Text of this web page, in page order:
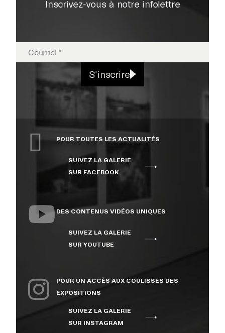
EXPOSITIONS
PUBLICATIONS
COLLECTION
ÉVÉNEMENTS ET
ACTIVITÉS
À PROPOS
NOUS JOINDRE
CENTRE CULTUREL DE
Inscrivez-vous à notre infolettre
S'inscrire
POUR TOUTES LES ACTUALITÉS
SUIVEZ LA GALERIE
SUR FACEBOOK
DES CONTENUS VIDÉOS UNIQUES
SUIVEZ LA GALERIE
SUR YOUTUBE
POUR UN ACCÈS AUX COULISSES DES
EXPOSITIONS
SUIVEZ LA GALERIE
SUR INSTAGRAM